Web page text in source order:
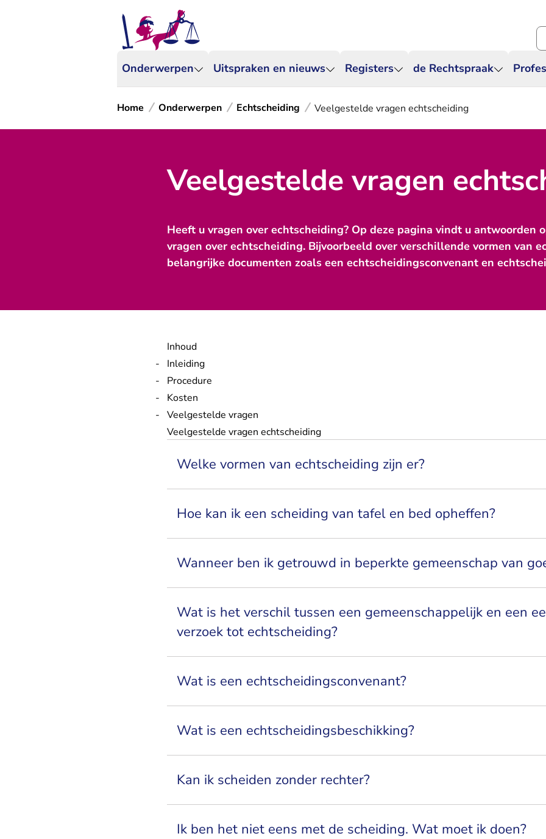
Onderwerpen Uitspraken en nieuws Registers de Rechtspraak
Home Onderwerpen Echtscheiding Veelgestelde vragen echtscheiding
Veelgestelde vragen
Heeft u vragen over echtscheiding? Op deze pagina vindt u antwoorden
vragen over echtscheiding. Bijvoorbeeld over verschillende vormen van
belangrijke documenten zoals een echtscheidingsconvenant en
Inhoud
Inleiding
Procedure
Kosten
Veelgestelde vragen
Veelgestelde vragen echtscheiding
Welke vormen van echtscheiding zijn er?
Hoe kan ik een scheiding van tafel en bed opheffen?
Wanneer ben ik getrouwd in beperkte gemeenschap van
Wat is het verschil tussen een gemeenschappelijk en een
verzoek tot echtscheiding?
Wat is een echtscheidingsconvenant?
Wat is een echtscheidingsbeschikking?
Kan ik scheiden zonder rechter?
Ik ben het niet eens met de scheiding. Wat moet ik doen?